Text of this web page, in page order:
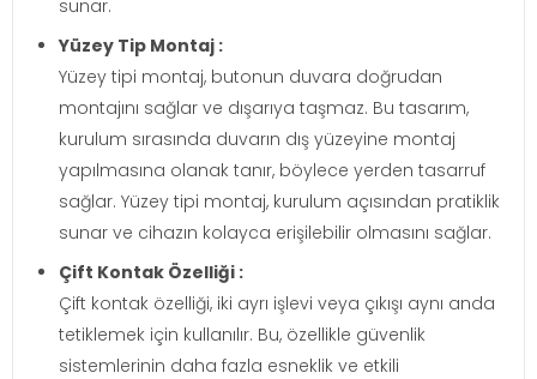
sunar.
Yüzey Tip Montaj :
Yüzey tipi montaj, butonun duvara doğrudan
montajını sağlar ve dışarıya taşmaz. Bu tasarım,
kurulum sırasında duvarın dış yüzeyine montaj
yapılmasına olanak tanır, böylece yerden tasarruf
sağlar. Yüzey tipi montaj, kurulum açısından pratiklik
sunar ve cihazın kolayca erişilebilir olmasını sağlar.
Çift Kontak Özelliği :
Çift kontak özelliği, iki ayrı işlevi veya çıkışı aynı anda
tetiklemek için kullanılır. Bu, özellikle güvenlik
sistemlerinin daha fazla esneklik ve etkili